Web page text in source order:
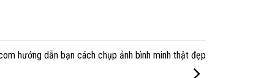
hướng dẫn bạn cách chụp ảnh bình minh thật đẹp